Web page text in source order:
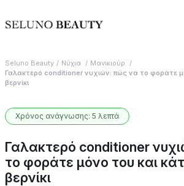
Seluno Beauty Νύχια
Μανικιούρ
Γαλακτερό conditioner νυχιών: πώς να το φοράτε
βερνίκι
Χρόνος ανάγνωσης: 5 λεπτά
Γαλακτερό conditioner
το φοράτε μόνο του και
βερνίκι